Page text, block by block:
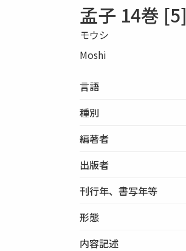
孟子 14巻 [5]
モウシ
Moshi
言語
種別
編著者
出版者
刊行年、書写年等
形態
内容記述